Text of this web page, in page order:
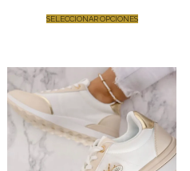
SELECCIONAR OPCIONES